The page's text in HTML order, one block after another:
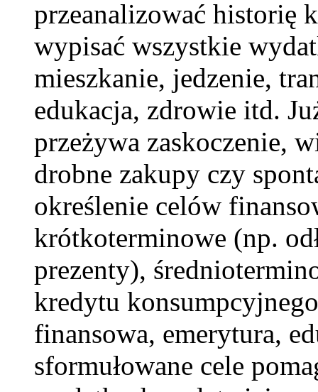
przeanalizować historię
wypisać wszystkie
mieszkanie, jedzenie,
edukacja, zdrowie itd.
przeżywa zaskoczenie,
drobne zakupy czy
określenie celów
krótkoterminowe (np.
prezenty),
kredytu
finansowa, emerytura,
sformułowane cele